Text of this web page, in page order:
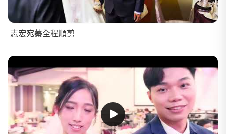
志宏宛蓁全程順剪